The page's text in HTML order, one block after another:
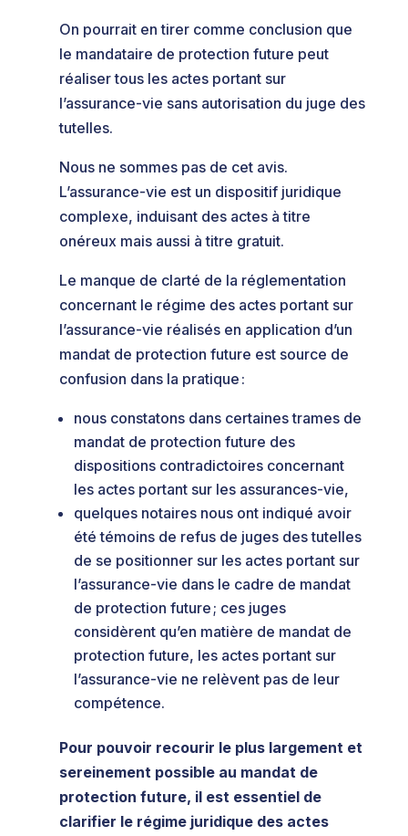
On pourrait en tirer comme conclusion que
le mandataire de protection future peut
réaliser tous les actes portant sur
l’assurance-vie sans autorisation du juge des
tutelles.
Nous ne sommes pas de cet avis.
L’assurance-vie est un dispositif juridique
complexe, induisant des actes à titre
onéreux mais aussi à titre gratuit.
Le manque de clarté de la réglementation
concernant le régime des actes portant sur
l’assurance-vie réalisés en application d’un
mandat de protection future est source de
confusion dans la pratique :
nous constatons dans certaines trames de
mandat de protection future des
dispositions contradictoires concernant
les actes portant sur les assurances-vie,
quelques notaires nous ont indiqué avoir
été témoins de refus de juges des tutelles
de se positionner sur les actes portant sur
l’assurance-vie dans le cadre de mandat
de protection future ; ces juges
considèrent qu’en matière de mandat de
protection future, les actes portant sur
l’assurance-vie ne relèvent pas de leur
compétence.
Pour pouvoir recourir le plus largement et
sereinement possible au mandat de
protection future, il est essentiel de
clarifier le régime juridique des actes